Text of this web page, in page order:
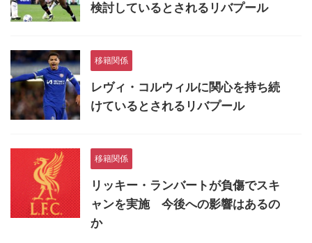
検討しているとされるリバプール
移籍関係
レヴィ・コルウィルに関心を持ち続
けているとされるリバプール
移籍関係
リッキー・ランバートが負傷でスキ
ャンを実施 今後への影響はあるの
か